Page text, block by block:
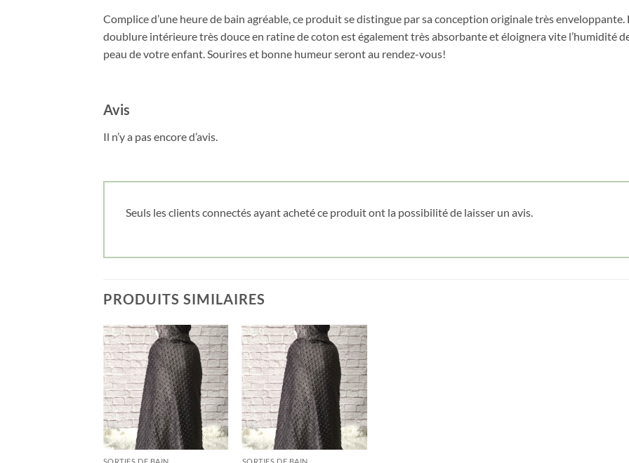
Complice d’une heure de bain agréable, ce produit se distingue par sa conception originale très enveloppante.
doublure intérieure très douce en ratine de coton est également très absorbante et éloignera vite l’humidité
peau de votre enfant. Sourires et bonne humeur seront au rendez-vous!
Avis
Il n’y a pas encore d’avis.
Seuls les clients connectés ayant acheté ce produit ont la possibilité de laisser un avis.
PRODUITS SIMILAIRES